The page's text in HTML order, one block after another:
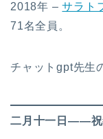
2018年 –サラト
71名全員。
チャットgpt先生
二月十一日――祝